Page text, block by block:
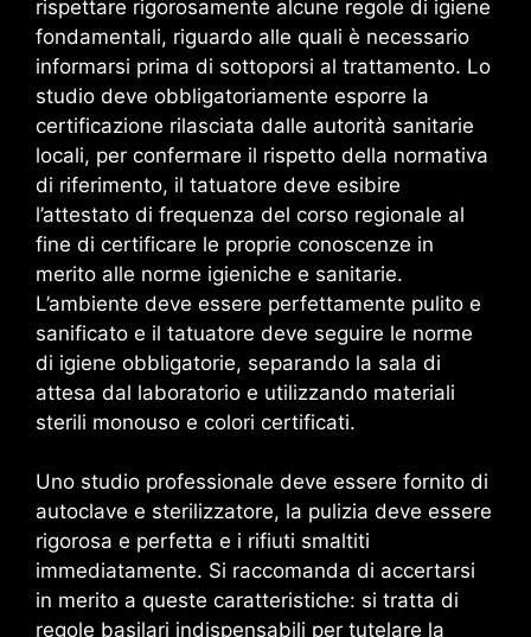
rispettare rigorosamente alcune regole di igiene
fondamentali, riguardo alle quali è necessario
informarsi prima di sottoporsi al trattamento. Lo
studio deve obbligatoriamente esporre la
certificazione rilasciata dalle autorità sanitarie
locali, per confermare il rispetto della normativa
di riferimento, il tatuatore deve esibire
l’attestato di frequenza del corso regionale al
fine di certificare le proprie conoscenze in
merito alle norme igieniche e sanitarie.
L’ambiente deve essere perfettamente pulito e
sanificato e il tatuatore deve seguire le norme
di igiene obbligatorie, separando la sala di
attesa dal laboratorio e utilizzando materiali
sterili monouso e colori certificati.
Uno studio professionale deve essere fornito di
autoclave e sterilizzatore, la pulizia deve essere
rigorosa e perfetta e i rifiuti smaltiti
immediatamente. Si raccomanda di accertarsi
in merito a queste caratteristiche: si tratta di
regole basilari indispensabili per tutelare la